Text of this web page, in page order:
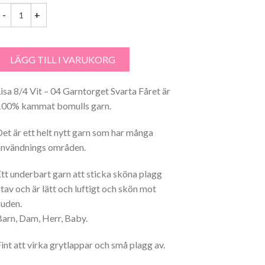
LÄGG TILL I VARUKORG
8/4 Vit – 04 Garntorget Svarta Fåret är
kammat bomulls garn.
är ett helt nytt garn som har många
områden.
underbart garn att sticka sköna plagg
och är lätt och luftigt och skön mot
Dam, Herr, Baby.
att virka grytlappar och små plagg av.